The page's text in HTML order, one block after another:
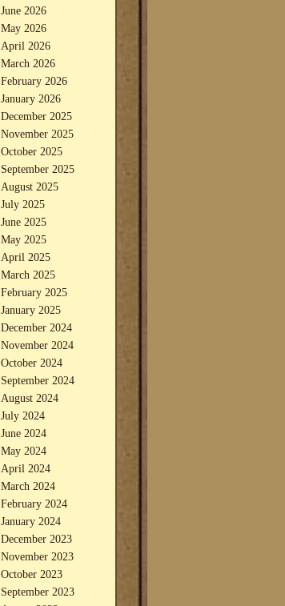
June 2026
May 2026
April 2026
March 2026
February 2026
January 2026
December 2025
November 2025
October 2025
September 2025
August 2025
July 2025
June 2025
May 2025
April 2025
March 2025
February 2025
January 2025
December 2024
November 2024
October 2024
September 2024
August 2024
July 2024
June 2024
May 2024
April 2024
March 2024
February 2024
January 2024
December 2023
November 2023
October 2023
September 2023